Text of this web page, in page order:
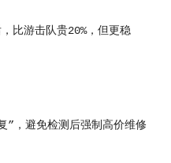
游击队贵20%，但更稳
，避免检测后强制高价维修